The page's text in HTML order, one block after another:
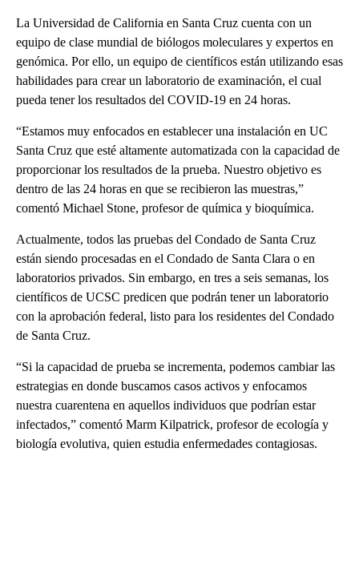
La Universidad de California en Santa Cruz cuenta con un
equipo de clase mundial de biólogos moleculares y expertos en
genómica. Por ello, un equipo de científicos están utilizando esas
habilidades para crear un laboratorio de examinación, el cual
pueda tener los resultados del COVID-19 en 24 horas.
“Estamos muy enfocados en establecer una instalación en UC
Santa Cruz que esté altamente automatizada con la capacidad de
proporcionar los resultados de la prueba. Nuestro objetivo es
dentro de las 24 horas en que se recibieron las muestras,”
comentó Michael Stone, profesor de química y bioquímica.
Actualmente, todos las pruebas del Condado de Santa Cruz
están siendo procesadas en el Condado de Santa Clara o en
laboratorios privados. Sin embargo, en tres a seis semanas, los
científicos de UCSC predicen que podrán tener un laboratorio
con la aprobación federal, listo para los residentes del Condado
de Santa Cruz.
“Si la capacidad de prueba se incrementa, podemos cambiar las
estrategias en donde buscamos casos activos y enfocamos
nuestra cuarentena en aquellos individuos que podrían estar
infectados,” comentó Marm Kilpatrick, profesor de ecología y
biología evolutiva, quien estudia enfermedades contagiosas.